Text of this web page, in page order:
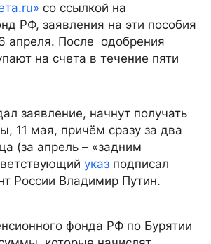
со ссылкой на
РФ, заявления на эти пособия
апреля. После одобрения
на счета в течение пяти
заявление, начнут получать
11 мая, причём сразу за два
(за апрель – «задним
указ подписал
России Владимир Путин.
фонда РФ по Бурятии